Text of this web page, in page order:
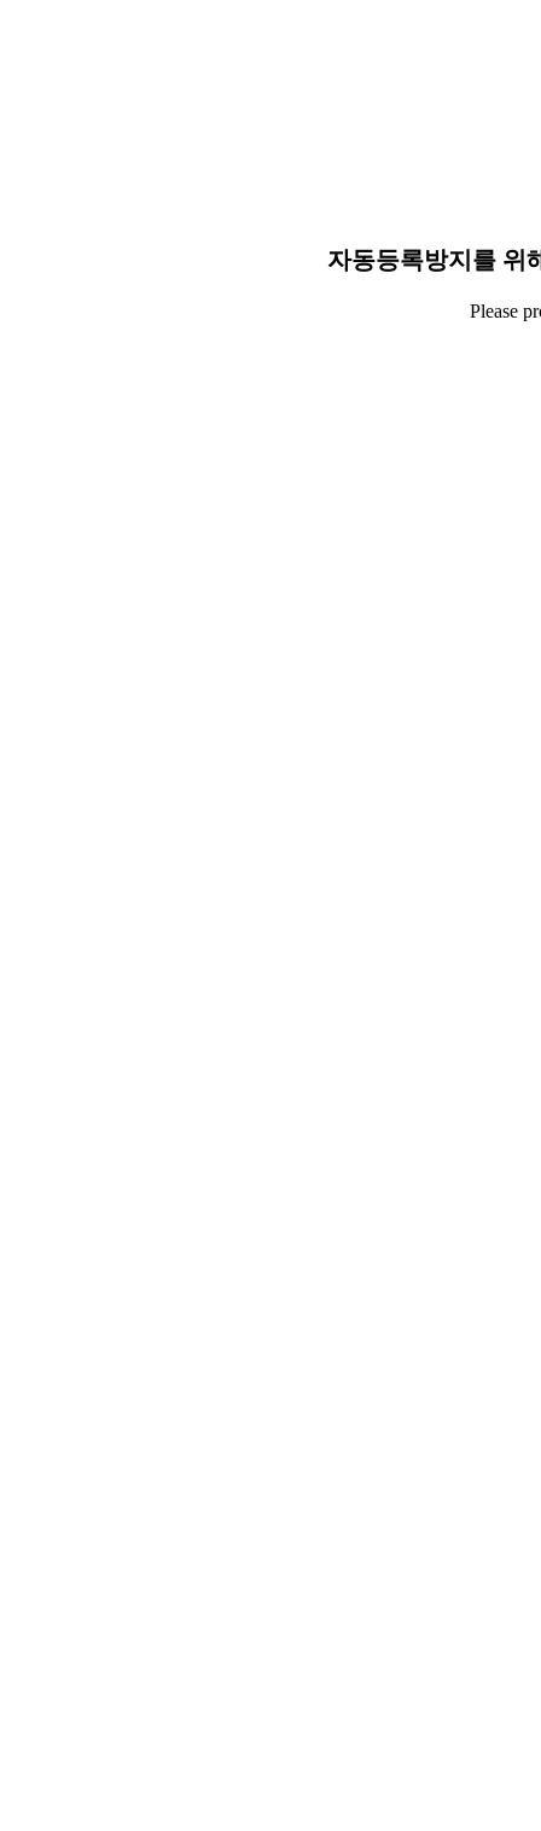
자동등록방지를 위
Please